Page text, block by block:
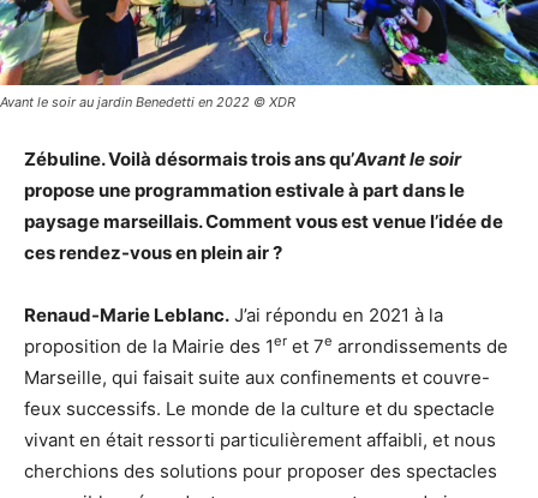
Avant le soir au jardin Benedetti en 2022 © XDR
Zébuline. Voilà désormais trois ans qu’Avant le soir
propose une programmation estivale à part dans le
paysage marseillais. Comment vous est venue l’idée de
ces rendez-vous en plein air ?
Renaud-Marie Leblanc. J’ai répondu en 2021 à la
proposition de la Mairie des 1er et 7e arrondissements de
Marseille, qui faisait suite aux confinements et couvre-
feux successifs. Le monde de la culture et du spectacle
vivant en était ressorti particulièrement affaibli, et nous
cherchions des solutions pour proposer des spectacles